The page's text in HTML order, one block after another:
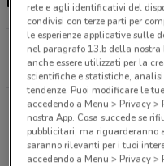
Via Val d'assa, 2 -
1.1 km
APERTO
Via Dei Quartieri,
1.6 km
APERTO
rete e agli identificativi del
condivisi con terze parti per
le esperienze applicative sulle
nel paragrafo 13.b della nostra
anche essere utilizzati per la
scientifiche e statistiche,
tendenze. Puoi modificare le
accedendo a Menu > Privacy
nostra App. Cosa succede se
pubblicitari, ma riguarderanno
saranno rilevanti per i tuoi
accedendo a Menu > Privacy